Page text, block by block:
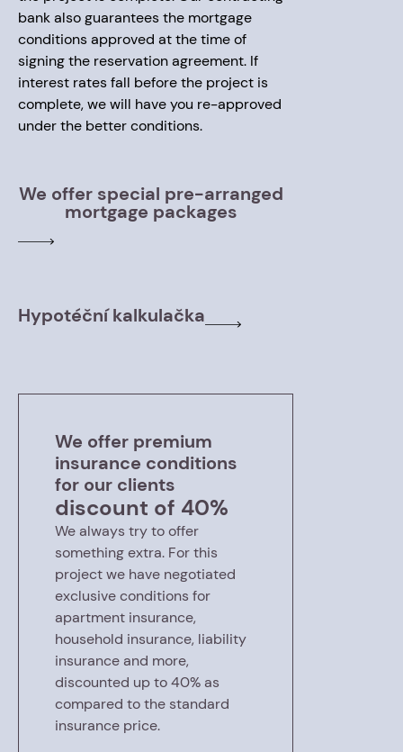
bank also guarantees the mortgage
conditions approved at the time of
signing the reservation agreement. If
interest rates fall before the project is
complete, we will have you re-approved
under the better conditions.
We offer special pre-arranged
mortgage packages
Hypotéční kalkulačka
We offer premium
insurance conditions
for our clients
discount of 40%
We always try to offer
something extra. For this
project we have negotiated
exclusive conditions for
apartment insurance,
household insurance, liability
insurance and more,
discounted up to 40% as
compared to the standard
insurance price.